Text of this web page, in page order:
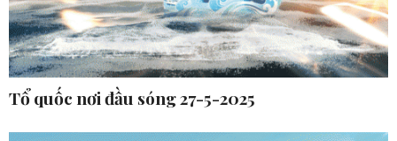
Tổ quốc nơi đầu sóng 27-5-2025